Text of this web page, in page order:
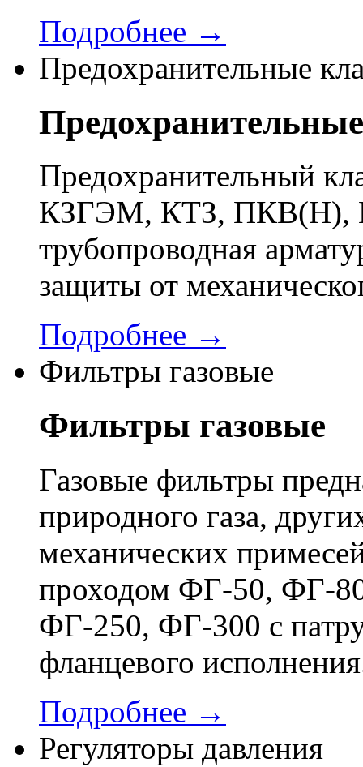
Подробнее →
Предохранительные
Предохранительный
КЗГЭМ, КТЗ,
трубопроводная
защиты от
Подробнее →
Фильтры газовые
Фильтры газовые
Газовые фильтры
природного газа,
механических
проходом ФГ-50, ФГ-
ФГ-250, ФГ-300 с
фланцевого
Подробнее →
Регуляторы давления